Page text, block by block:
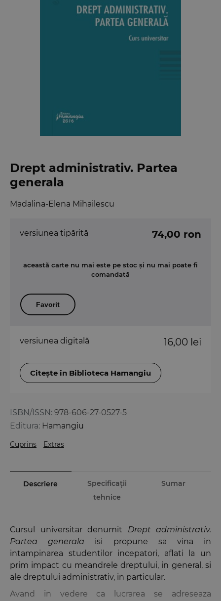
Drept administrativ. Partea
generala
Madalina-Elena Mihailescu
ISBN/ISSN: 978-606-27-0527-5
Editura: Hamangiu
Cuprins Extras
versiunea tipărită 74,00 ron
această carte nu mai este pe stoc și nu mai poate fi
comandată
Favorit
versiunea digitală 16,00 lei
Citește în Biblioteca Hamangiu
Descriere
Specificații
tehnice
Sumar
Cursul universitar denumit Drept administrativ.
Partea generala isi propune sa vina in
intampinarea studentilor incepatori, aflati la un
prim impact cu meandrele dreptului, in general, si
ale dreptului administrativ, in particular.
Avand in vedere ca lucrarea se adreseaza